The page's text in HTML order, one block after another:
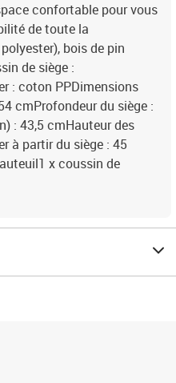
confortable pour vous
de toute la
bois de pin
de siège :
: coton PPDimensions
cmProfondeur du siège :
: 43,5 cmHauteur des
à partir du siège : 45
x coussin de